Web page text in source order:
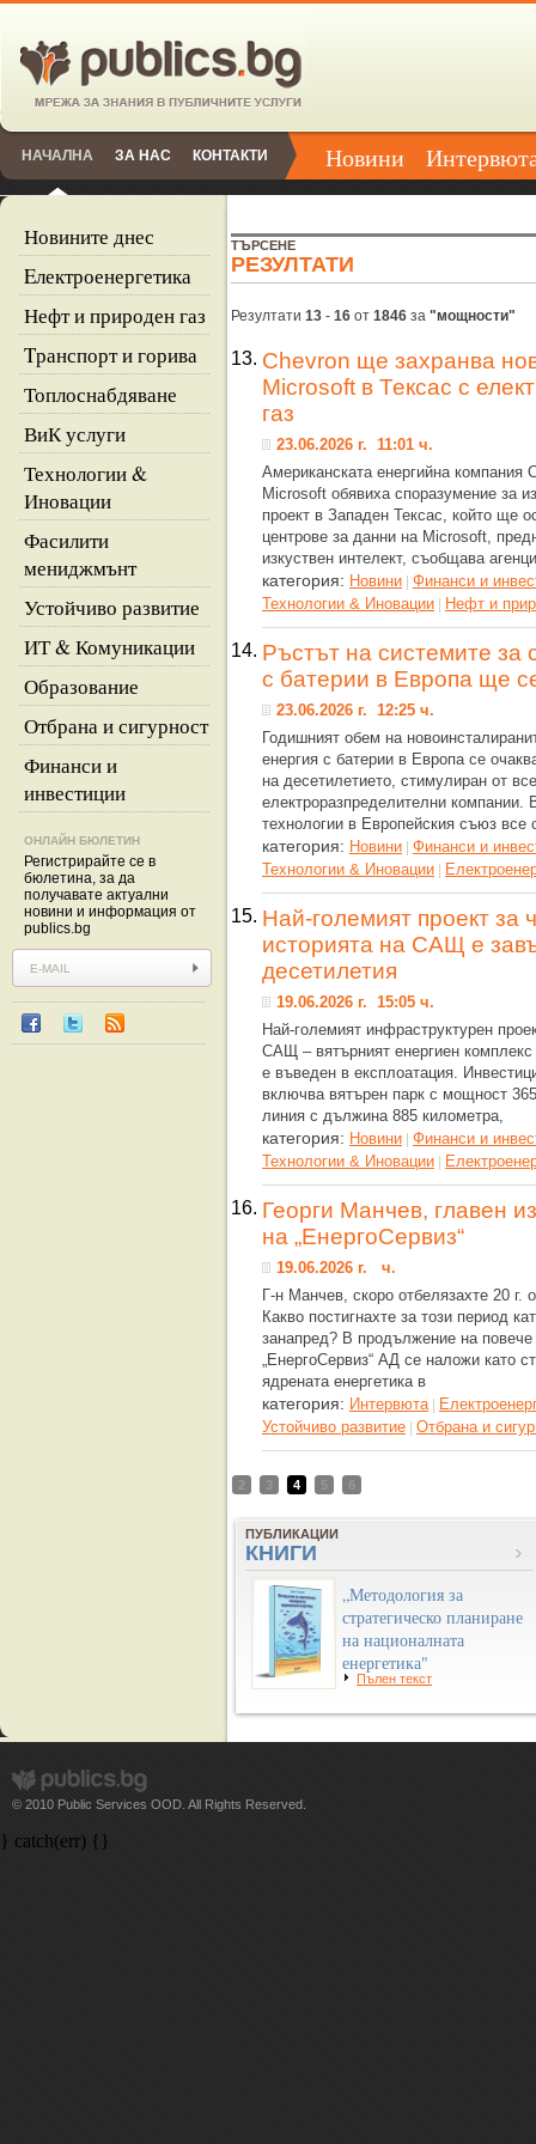
НАЧАЛНА ЗА НАС КОНТАКТИ Новини
Новините днес
Eлектроенергетика
Нефт и природен газ
Tранспорт и горива
Топлоснабдяване
ВиК услуги
Технологии &
Иновации
Фасилити
мениджмънт
Устойчиво развитие
ИТ & Комуникации
Образование
Отбрана и сигурност
Финанси и
инвестиции
ОНЛАЙН БЮЛЕТИН
Регистрирайте се в
бюлетина, за да
получавате актуални
новини и информация от
publics.bg
ТЪРСЕНЕ
РЕЗУЛТАТИ
Резултати 13 - 16 от 1846 за "мощности"
13. Chevron ще захранва
Microsoft в Тексас с
газ
23.06.2026 г. 11:01 ч.
Американската енергийна компания
Microsoft обявиха споразумение за
проект в Западен Тексас, който ще
центрове за данни на Microsoft,
изкуствен интелект, съобщава
категория: Новини | Финанси и
Технологии & Иновации | Нефт и
14. Ръстът на системите за
с батерии в Европа ще
23.06.2026 г. 12:25 ч.
Годишният обем на
енергия с батерии в Европа се
на десетилетието, стимулиран от
електроразпределителни компании.
технологии в Европейския съюз
категория: Новини | Финанси и
Технологии & Иновации |
15. Най-големият проект за
историята на САЩ е
десетилетия
19.06.2026 г. 15:05 ч.
Най-големият инфраструктурен
САЩ – вятърният енергиен
е въведен в експлоатация.
включва вятърен парк с мощност
линия с дължина 885 километра,
категория: Новини | Финанси и
Технологии & Иновации |
16. Георги Манчев, главен
на „ЕнергоСервиз“
19.06.2026 г. ч.
Г-н Манчев, скоро отбелязахте 20 г.
Какво постигнахте за този период
занапред? В продължение на повече
„ЕнергоСервиз“ АД се наложи като
ядрената енергетика в
категория: Интервюта |
Устойчиво развитие | Отбрана и
2 3 4 5 6
ПУБЛИКАЦИИ
КНИГИ
„Методология за
стратегическо планиране
на националната
енергетика"
Пълен текст
© 2010 Public Services OOD. All Rights Reserved.
} catch(err) {}